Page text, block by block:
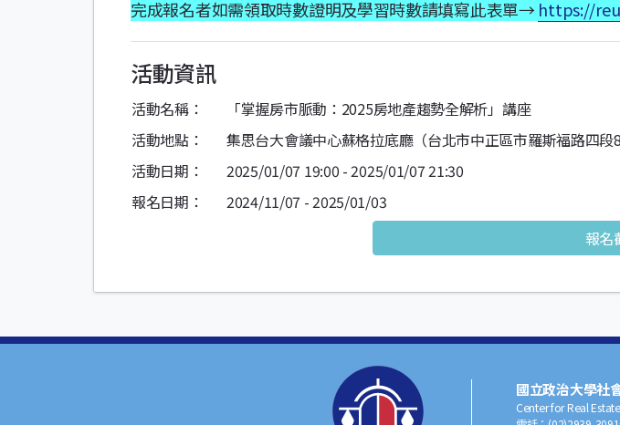
完成報名者如需領取時數證明及學習時數請填寫此表單→ https://
活動資訊
活動名稱：
「掌握房市脈動：2025房地產趨勢全解析」講座
活動地點：
集思台大會議中心蘇格拉底廳（台北市中正區市羅斯福路四段
活動日期：
2025/01/07 19:00 - 2025/01/07 21:30
報名日期：
2024/11/07 - 2025/01/03
報名
國立政治大學社
Center for Real